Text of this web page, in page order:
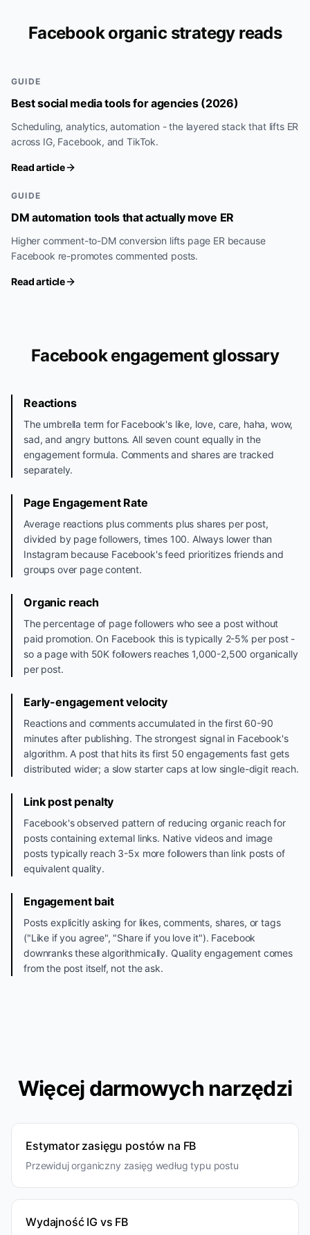
Facebook organic strategy reads
GUIDE
Best social media tools for agencies (2026)
Scheduling, analytics, automation - the layered stack that lifts ER
across IG, Facebook, and TikTok.
Read article
GUIDE
DM automation tools that actually move ER
Higher comment-to-DM conversion lifts page ER because
Facebook re-promotes commented posts.
Read article
Facebook engagement glossary
Reactions
The umbrella term for Facebook's like, love, care, haha, wow,
sad, and angry buttons. All seven count equally in the
engagement formula. Comments and shares are tracked
separately.
Page Engagement Rate
Average reactions plus comments plus shares per post,
divided by page followers, times 100. Always lower than
Instagram because Facebook's feed prioritizes friends and
groups over page content.
Organic reach
The percentage of page followers who see a post without
paid promotion. On Facebook this is typically 2-5% per post -
so a page with 50K followers reaches 1,000-2,500 organically
per post.
Early-engagement velocity
Reactions and comments accumulated in the first 60-90
minutes after publishing. The strongest signal in Facebook's
algorithm. A post that hits its first 50 engagements fast gets
distributed wider; a slow starter caps at low single-digit reach.
Link post penalty
Facebook's observed pattern of reducing organic reach for
posts containing external links. Native videos and image
posts typically reach 3-5x more followers than link posts of
equivalent quality.
Engagement bait
Posts explicitly asking for likes, comments, shares, or tags
("Like if you agree", "Share if you love it"). Facebook
downranks these algorithmically. Quality engagement comes
from the post itself, not the ask.
Więcej darmowych narzędzi
Estymator zasięgu postów na FB
Przewiduj organiczny zasięg według typu postu
Wydajność IG vs FB